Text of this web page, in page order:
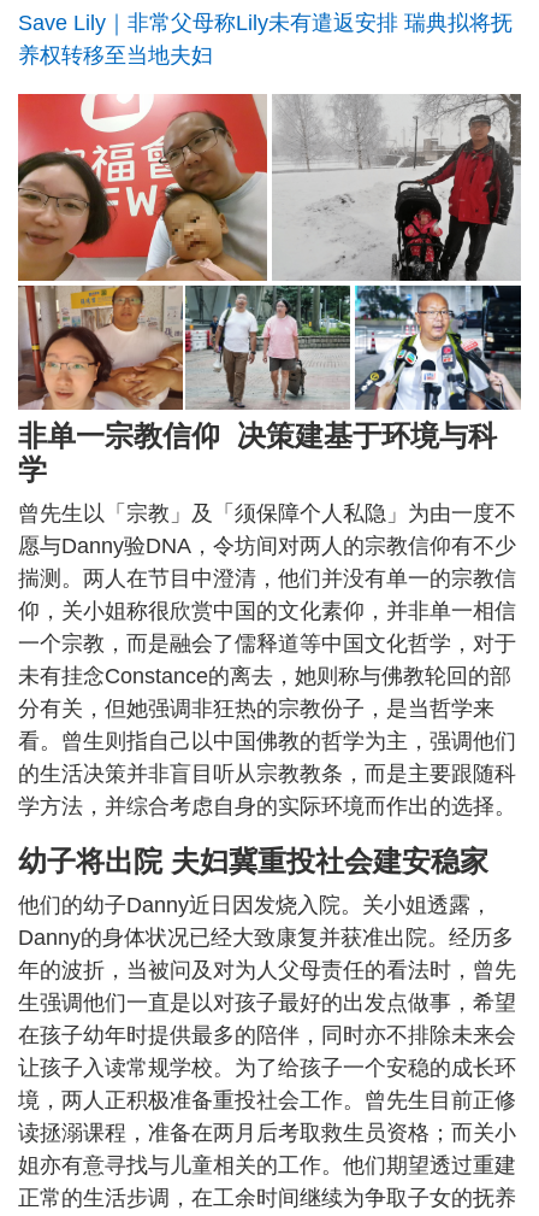
Save Lily｜非常父母称Lily未有遣返安排 瑞典拟将抚
养权转移至当地夫妇
非单一宗教信仰 决策建基于环境与科
学
曾先生以「宗教」及「须保障个人私隐」为由一度不
愿与Danny验DNA，令坊间对两人的宗教信仰有不少
揣测。两人在节目中澄清，他们并没有单一的宗教信
仰，关小姐称很欣赏中国的文化素仰，并非单一相信
一个宗教，而是融会了儒释道等中国文化哲学，对于
未有挂念Constance的离去，她则称与佛教轮回的部
分有关，但她强调非狂热的宗教份子，是当哲学来
看。曾生则指自己以中国佛教的哲学为主，强调他们
的生活决策并非盲目听从宗教教条，而是主要跟随科
学方法，并综合考虑自身的实际环境而作出的选择。
幼子将出院 夫妇冀重投社会建安稳家
他们的幼子Danny近日因发烧入院。关小姐透露，
Danny的身体状况已经大致康复并获准出院。经历多
年的波折，当被问及对为人父母责任的看法时，曾先
生强调他们一直是以对孩子最好的出发点做事，希望
在孩子幼年时提供最多的陪伴，同时亦不排除未来会
让孩子入读常规学校。为了给孩子一个安稳的成长环
境，两人正积极准备重投社会工作。曾先生目前正修
读拯溺课程，准备在两月后考取救生员资格；而关小
姐亦有意寻找与儿童相关的工作。他们期望透过重建
正常的生活步调，在工余时间继续为争取子女的抚养